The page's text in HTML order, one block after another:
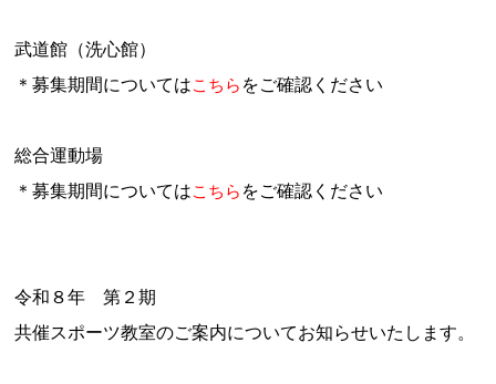
吹田市スポーツ施設予約システム(OPAS)
武道館（洗心館）
＊募集期間についてはこちら をご確認ください
総合運動場
＊募集期間についてはこちら をご確認ください
令和８年 第２期
共催スポーツ教室のご案内についてお知らせいたします。